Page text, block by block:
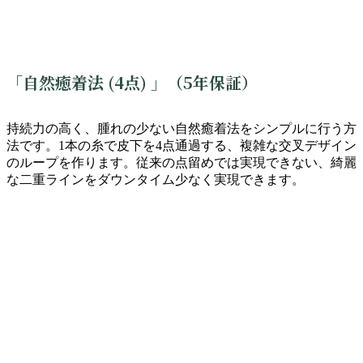
「自然癒着法 (4点) 」（5年保証）
持続力の高く、腫れの少ない自然癒着法をシンプルに行う方
法です。1本の糸で皮下を4点通過する、複雑な交叉デザイン
のループを作ります。従来の点留めでは実現できない、綺麗
な二重ラインをダウンタイム少なく実現できます。